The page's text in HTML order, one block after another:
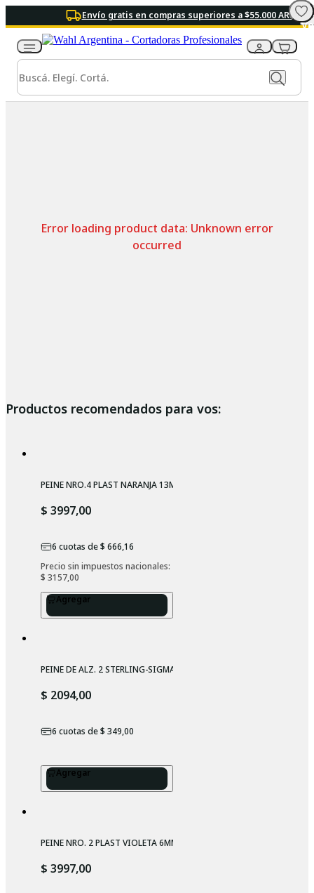
Envío gratis en compras superiores a $55.000 ARS
Error loading product data: Unknown error
occurred
Productos recomendados para vos:
PEINE NRO.4 PLAST NARANJA 13MM
$ 3997,00
6 cuotas de$ 666,16
Precio sin impuestos nacionales:
$ 3157,00
Agregar
PEINE DE ALZ. 2 STERLING-SIGMA
$ 2094,00
6 cuotas de$ 349,00
Agregar
PEINE NRO. 2 PLAST VIOLETA 6MM
$ 3997,00